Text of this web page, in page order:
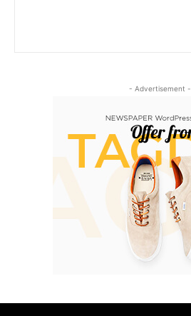
- Advertisement -